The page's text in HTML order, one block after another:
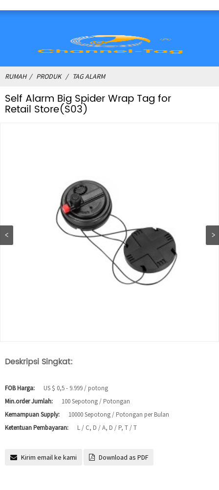
RUMAH PRODUK TAG ALARM
Self Alarm Big Spider Wrap Tag for
Retail Store(S03)
Deskripsi Singkat:
FOB Harga:
US $ 0,5 - 9.999 / potong
Min.order Jumlah:
100 Sepotong / Potongan
Kemampuan Supply:
10000 Sepotong / Potongan per Bulan
Ketentuan Pembayaran:
L / C, D / A, D / P, T / T
Kirim email ke kami Download as PDF